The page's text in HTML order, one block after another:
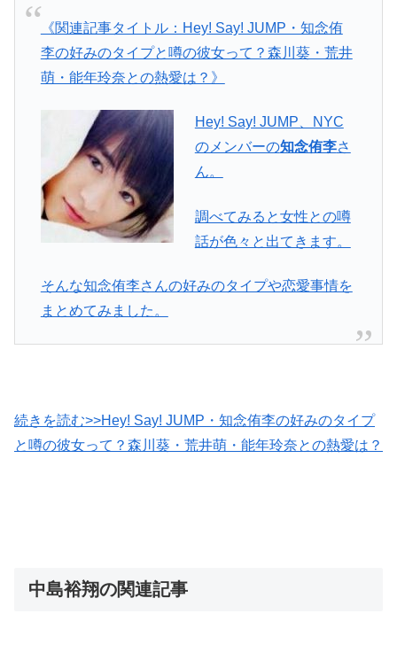
《関連記事タイトル：Hey! Say! JUMP・知念侑
李の好みのタイプと噂の彼女って？森川葵・荒井
萌・能年玲奈との熱愛は？》
Hey! Say! JUMP、NYC
のメンバーの知念侑李さ
ん。
調べてみると女性との噂
話が色々と出てきます。
そんな知念侑李さんの好みのタイプや恋愛事情を
まとめてみました。
続きを読む>>Hey! Say! JUMP・知念侑李の好みのタイプ
と噂の彼女って？森川葵・荒井萌・能年玲奈との熱愛は？
中島裕翔の関連記事